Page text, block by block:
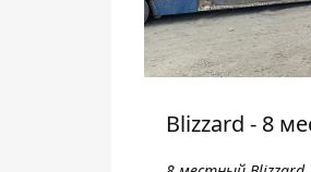
Blizzard - 8